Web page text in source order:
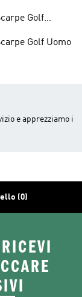
Golf
Golf Uomo
e apprezziamo i
(0)